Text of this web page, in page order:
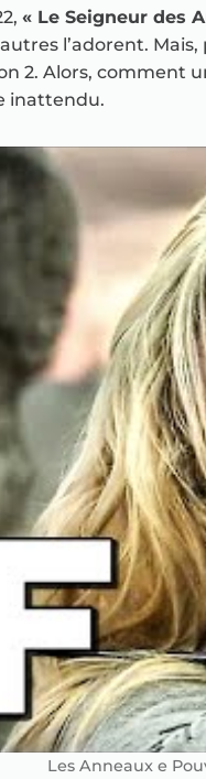
« Le Seigneur des
l’adorent.
2. Alors, comment
inattendu.
Les Anneaux e